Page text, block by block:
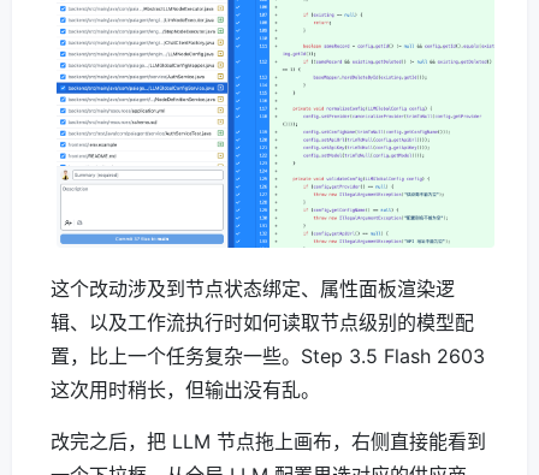
这个改动涉及到节点状态绑定、属性面板渲染逻
辑、以及工作流执行时如何读取节点级别的模型配
置，比上一个任务复杂一些。Step 3.5 Flash 2603
这次用时稍长，但输出没有乱。
改完之后，把 LLM 节点拖上画布，右侧直接能看到